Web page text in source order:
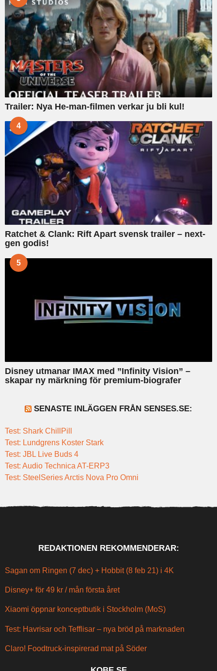
Trailer: Nya He-man-filmen verkar ju bli kul!
4
Ratchet & Clank: Rift Apart svensk trailer – next-
gen godis!
5
Disney utmanar IMAX med ”Infinity Vision” –
skapar ny märkning för premium-biografer
SENASTE INLÄGGEN FRÅN SENSES.SE:
Test: Shark ChillPill
Test: Lundgrens Koster Stark
Test: JBL Live Buds 4
Test: Audio Technica AT-ERP3
Test: SteelSeries Arctis Nova Pro Omni
REDAKTIONEN REKOMMENDERAR:
Sagan om Ringen (7 dec) + Hobbit (8 feb 21) i 4K
Disney+ för 49 kr / mån första året
Xiaomi öppnar konceptbutik i Stockholm (MoS)
Test: Havrisar och Tefflisar – nya bröd på marknaden
Claro! Foodtruck-inspirerad mat på Söder